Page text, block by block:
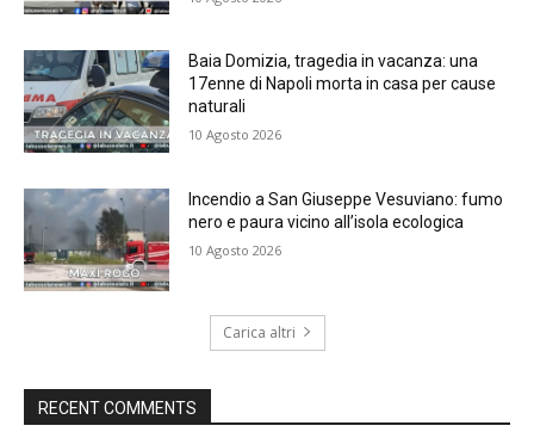
Baia Domizia, tragedia in vacanza: una
17enne di Napoli morta in casa per cause
naturali
10 Agosto 2026
Incendio a San Giuseppe Vesuviano: fumo
nero e paura vicino all’isola ecologica
10 Agosto 2026
Carica altri
RECENT COMMENTS